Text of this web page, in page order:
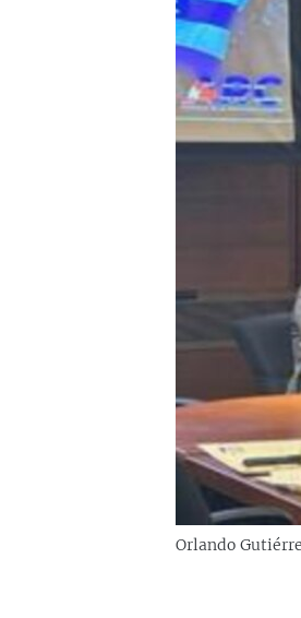
LA REALIDAD DE LA VIVIENDA EN
DESINFORMACIÓN RUSA EN
Orlando